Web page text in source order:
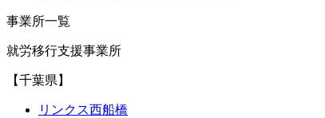
事業所一覧
就労移行支援事業所
【千葉県】
リンクス西船橋